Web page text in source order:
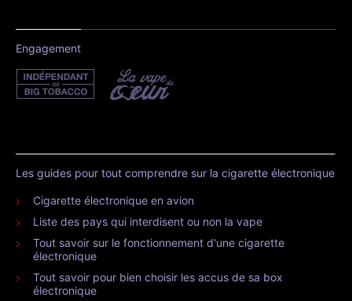
Engagement
Les guides pour tout comprendre sur la cigarette électronique
Cigarette électronique en avion
Liste des pays qui interdisent ou non la vape
Tout savoir sur le fonctionnement d'une cigarette
électronique
Tout savoir pour bien choisir les accus de sa box
électronique